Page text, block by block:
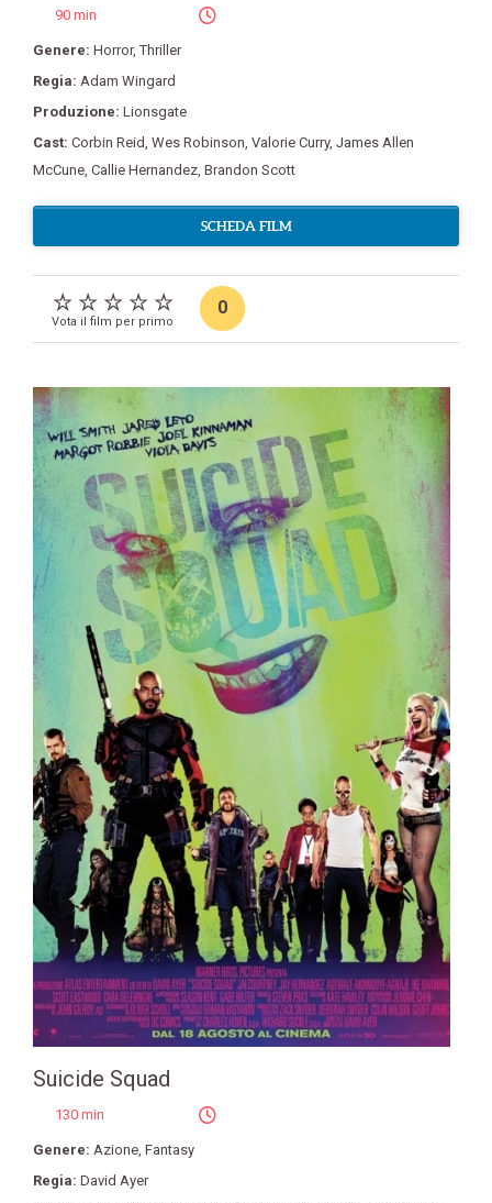
90 min
Genere: Horror,Thriller
Regia: Adam Wingard
Produzione: Lionsgate
Cast: Corbin Reid, Wes Robinson, Valorie Curry, James Allen
McCune, Callie Hernandez, Brandon Scott
SCHEDA FILM
Vota il film per primo
0
Suicide Squad
130 min
Genere: Azione, Fantasy
Regia: David Ayer